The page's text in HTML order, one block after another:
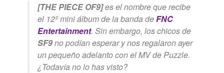
[THE PIECE OF9]es el nombre que recibe
el 12º mini álbum de la banda deFNC
Entertainment. Sin embargo, los chicos de
SF9no podían esperar y nos regalaron ayer
un pequeño adelanto con el MV dePuzzle.
¿Todavía no lo has visto?